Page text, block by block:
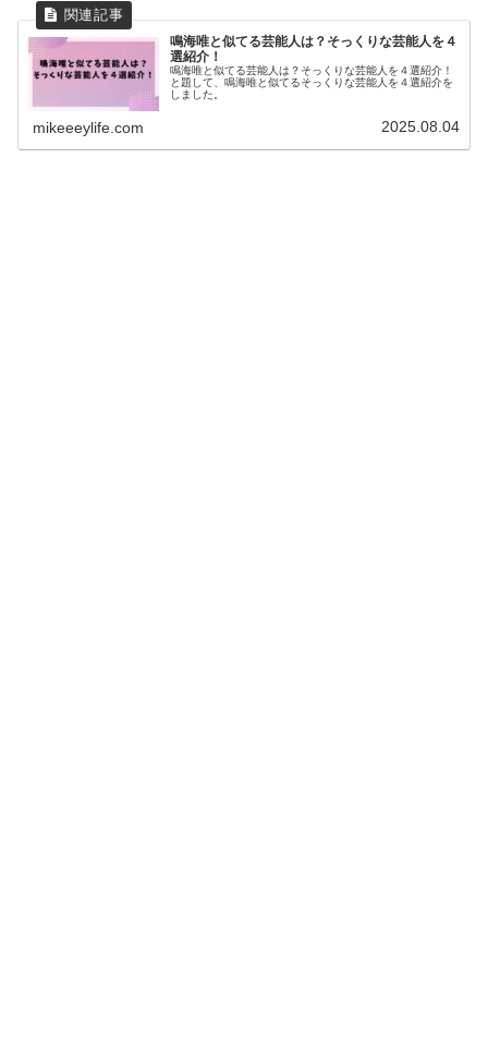
鳴海唯と似てる芸能人は？そっくりな芸能人を４
選紹介！
鳴海唯と似てる芸能人は？そっくりな芸能人を４選紹介！
と題して、鳴海唯と似てるそっくりな芸能人を４選紹介を
しました。
mikeeeylife.com 2025.08.04